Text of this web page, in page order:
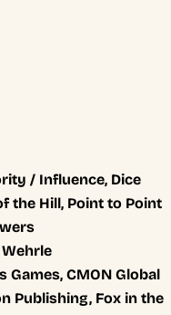
/ Influence, Dice
the Hill, Point to Point
Games, CMON Global
Publishing, Fox in the